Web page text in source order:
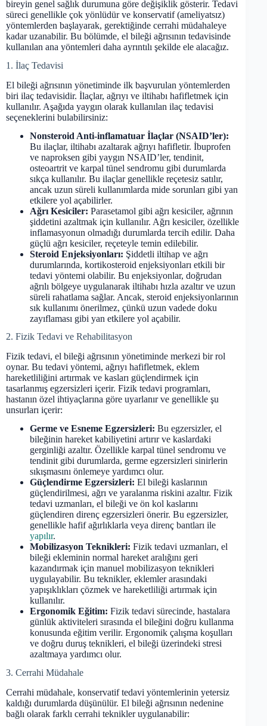
bireyin genel sağlık durumuna göre değişiklik gösterir. Tedavi
süreci genellikle çok yönlüdür ve konservatif (ameliyatsız)
yöntemlerden başlayarak, gerektiğinde cerrahi müdahaleye
kadar uzanabilir. Bu bölümde, el bileği ağrısının tedavisinde
kullanılan ana yöntemleri daha ayrıntılı şekilde ele alacağız.
1. İlaç Tedavisi
El bileği ağrısının yönetiminde ilk başvurulan yöntemlerden
biri ilaç tedavisidir. İlaçlar, ağrıyı ve iltihabı hafifletmek için
kullanılır. Aşağıda yaygın olarak kullanılan ilaç tedavisi
seçeneklerini bulabilirsiniz:
Nonsteroid Anti-inflamatuar İlaçlar (NSAID’ler):
Bu ilaçlar, iltihabı azaltarak ağrıyı hafifletir. İbuprofen
ve naproksen gibi yaygın NSAID’ler, tendinit,
osteoartrit ve karpal tünel sendromu gibi durumlarda
sıkça kullanılır. Bu ilaçlar genellikle reçetesiz satılır,
ancak uzun süreli kullanımlarda mide sorunları gibi yan
etkilere yol açabilirler.
Ağrı Kesiciler: Parasetamol gibi ağrı kesiciler, ağrının
şiddetini azaltmak için kullanılır. Ağrı kesiciler, özellikle
inflamasyonun olmadığı durumlarda tercih edilir. Daha
güçlü ağrı kesiciler, reçeteyle temin edilebilir.
Steroid Enjeksiyonları: Şiddetli iltihap ve ağrı
durumlarında, kortikosteroid enjeksiyonları etkili bir
tedavi yöntemi olabilir. Bu enjeksiyonlar, doğrudan
ağrılı bölgeye uygulanarak iltihabı hızla azaltır ve uzun
süreli rahatlama sağlar. Ancak, steroid enjeksiyonlarının
sık kullanımı önerilmez, çünkü uzun vadede doku
zayıflaması gibi yan etkilere yol açabilir.
2. Fizik Tedavi ve Rehabilitasyon
Fizik tedavi, el bileği ağrısının yönetiminde merkezi bir rol
oynar. Bu tedavi yöntemi, ağrıyı hafifletmek, eklem
hareketliliğini artırmak ve kasları güçlendirmek için
tasarlanmış egzersizleri içerir. Fizik tedavi programları,
hastanın özel ihtiyaçlarına göre uyarlanır ve genellikle şu
unsurları içerir:
Germe ve Esneme Egzersizleri: Bu egzersizler, el
bileğinin hareket kabiliyetini artırır ve kaslardaki
gerginliği azaltır. Özellikle karpal tünel sendromu ve
tendinit gibi durumlarda, germe egzersizleri sinirlerin
sıkışmasını önlemeye yardımcı olur.
Güçlendirme Egzersizleri: El bileği kaslarının
güçlendirilmesi, ağrı ve yaralanma riskini azaltır. Fizik
tedavi uzmanları, el bileği ve ön kol kaslarını
güçlendiren direnç egzersizleri önerir. Bu egzersizler,
genellikle hafif ağırlıklarla veya direnç bantları ile
yapılır.
Mobilizasyon Teknikleri: Fizik tedavi uzmanları, el
bileği ekleminin normal hareket aralığını geri
kazandırmak için manuel mobilizasyon teknikleri
uygulayabilir. Bu teknikler, eklemler arasındaki
yapışıklıkları çözmek ve hareketliliği artırmak için
kullanılır.
Ergonomik Eğitim: Fizik tedavi sürecinde, hastalara
günlük aktiviteleri sırasında el bileğini doğru kullanma
konusunda eğitim verilir. Ergonomik çalışma koşulları
ve doğru duruş teknikleri, el bileği üzerindeki stresi
azaltmaya yardımcı olur.
3. Cerrahi Müdahale
Cerrahi müdahale, konservatif tedavi yöntemlerinin yetersiz
kaldığı durumlarda düşünülür. El bileği ağrısının nedenine
bağlı olarak farklı cerrahi teknikler uygulanabilir: